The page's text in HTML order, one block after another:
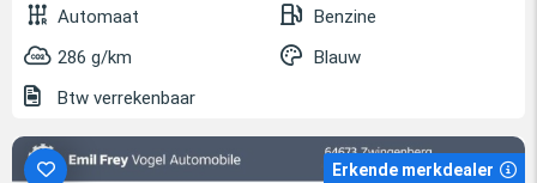
Automaat
Benzine
286 g/km
Blauw
Btw verrekenbaar
Erkende merkdealer